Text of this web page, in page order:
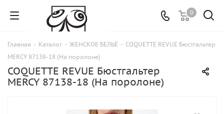
0
Главная - Каталог - ЖЕНСКОЕ БЕЛЬЁ - COQUETTE REVUE Бюстгальтер
MERCY 87138-18 (На поролоне)
COQUETTE REVUE Бюстгальтер
MERCY 87138-18 (На поролоне)